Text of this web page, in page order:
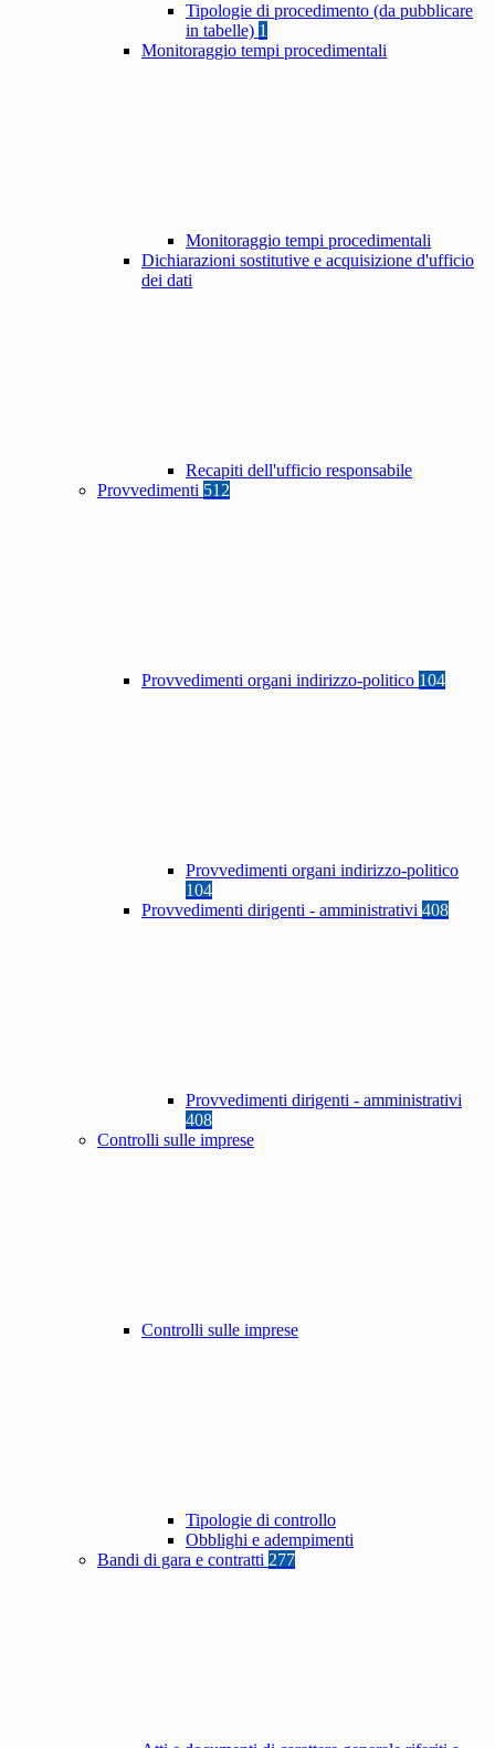
Tipologie di procedimento (da pubblicare
in tabelle) 1
Monitoraggio tempi procedimentali
Monitoraggio tempi procedimentali
Dichiarazioni sostitutive e acquisizione d'ufficio
dei dati
Recapiti dell'ufficio responsabile
Provvedimenti 512
Provvedimenti organi indirizzo-politico 104
Provvedimenti organi indirizzo-politico
104
Provvedimenti dirigenti - amministrativi 408
Provvedimenti dirigenti - amministrativi
408
Controlli sulle imprese
Controlli sulle imprese
Tipologie di controllo
Obblighi e adempimenti
Bandi di gara e contratti 277